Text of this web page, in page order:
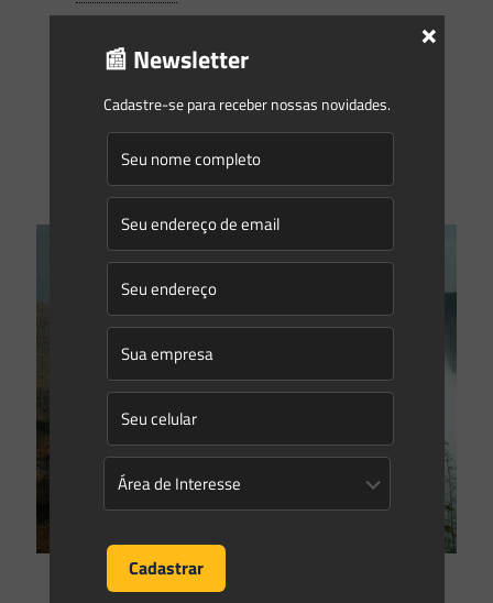
Newsletter Saes Advogados – 154 | Energia
Informativo 154Abril/2021 Newsletter Energia Caros
inicialmente o artigo “O complexo crime de poluição:
Read more
Saes Advogados
19/04/2021
📰 Newsletter
Cadastre-se para receber nossas novidades.
×